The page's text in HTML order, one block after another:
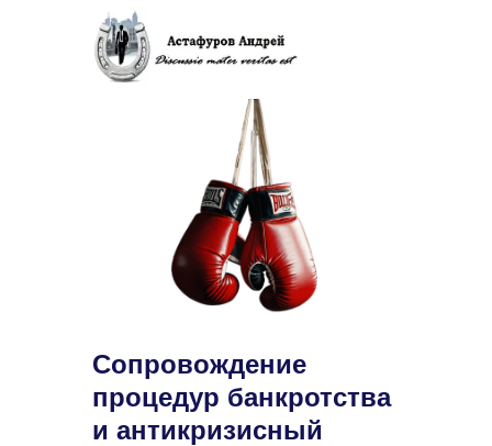
Сопровождение
процедур банкротства
и антикризисный